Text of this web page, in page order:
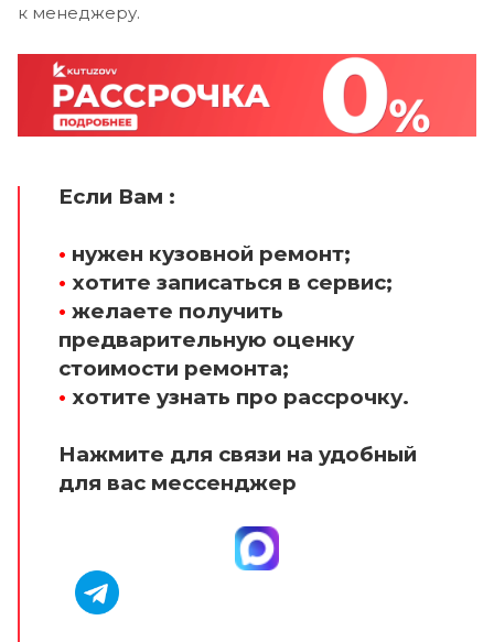
к менеджеру.
Если Вам :
• нужен кузовной ремонт;
• хотите записаться в сервис;
• желаете получить
предварительную оценку
стоимости ремонта;
• хотите узнать про рассрочку.
Нажмите для связи на удобный
для вас мессенджер